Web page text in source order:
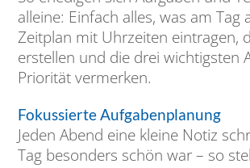
alleine: Einfach alles, was am Tag
Zeitplan mit Uhrzeiten eintragen,
erstellen und die drei wichtigsten
Priorität vermerken.
Fokussierte Aufgabenplanung
Jeden Abend eine kleine Notiz
Tag besonders schön war – so